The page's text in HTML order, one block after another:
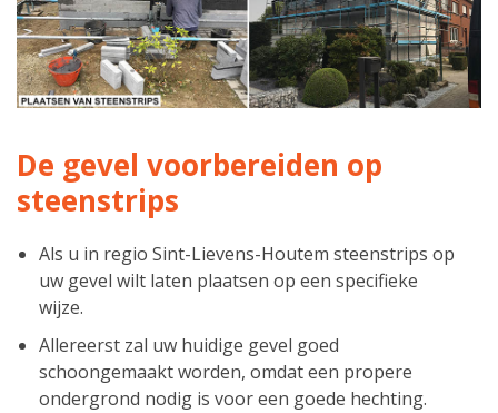
De gevel voorbereiden op
steenstrips
Als u in regio Sint-Lievens-Houtem steenstrips op
uw gevel wilt laten plaatsen op een specifieke
wijze.
Allereerst zal uw huidige gevel goed
schoongemaakt worden, omdat een propere
ondergrond nodig is voor een goede hechting.